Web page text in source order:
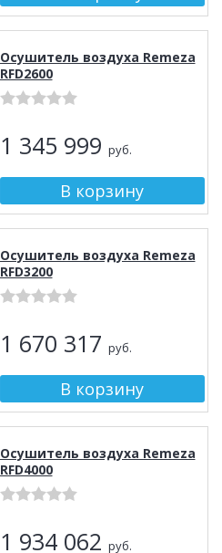
Осушитель воздуха Remeza
RFD2600
1 345 999 руб.
Осушитель воздуха Remeza
RFD3200
1 670 317 руб.
Осушитель воздуха Remeza
RFD4000
1 934 062 руб.